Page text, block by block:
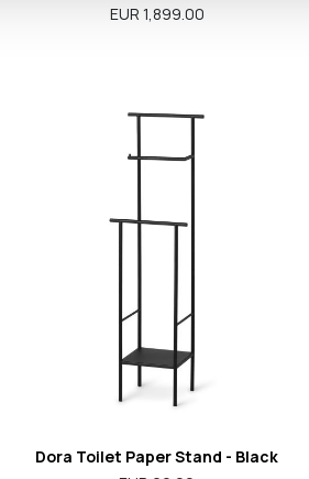
EUR 1,899.00
Dora Toilet Paper Stand - Black